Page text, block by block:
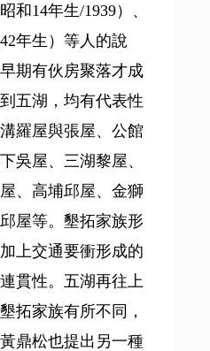
和14年生/1939）、
年生）等人的說
期有伙房聚落才成
五湖，均有代表性
羅屋與張屋、公館
吳屋、三湖黎屋、
、高埔邱屋、金獅
屋等。墾拓家族形
上交通要衝形成的
貫性。五湖再往上
拓家族有所不同，
鼎松也提出另一種